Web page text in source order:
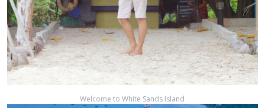
Welcome to White Sands Island